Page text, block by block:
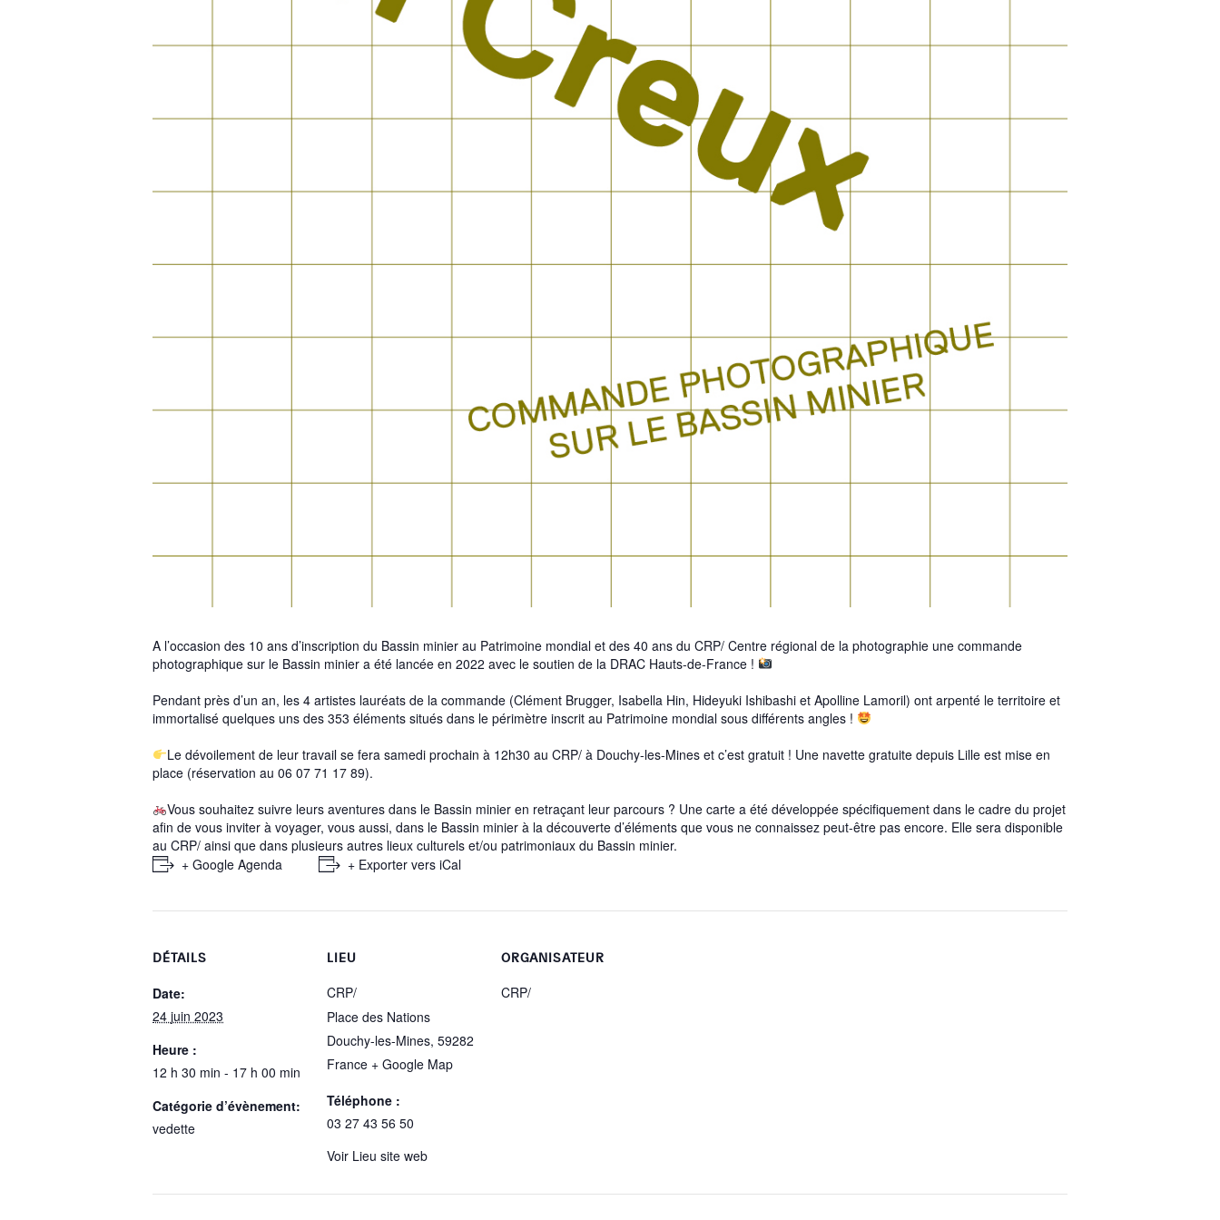
A l’occasion des 10 ans d’inscription du Bassin minier au Patrimoine mondial et des 40 ans du CRP/ Centre régional de la photographie une commande
photographique sur le Bassin minier a été lancée en 2022 avec le soutien de la DRAC Hauts-de-France !
Pendant près d’un an, les 4 artistes lauréats de la commande (Clément Brugger, Isabella Hin, Hideyuki Ishibashi et Apolline Lamoril) ont arpenté le territoire et
immortalisé quelques uns des 353 éléments situés dans le périmètre inscrit au Patrimoine mondial sous différents angles !
Le dévoilement de leur travail se fera samedi prochain à 12h30 au CRP/ à Douchy-les-Mines et c’est gratuit ! Une navette gratuite depuis Lille est mise en
place (réservation au 06 07 71 17 89).
Vous souhaitez suivre leurs aventures dans le Bassin minier en retraçant leur parcours ? Une carte a été développée spécifiquement dans le cadre du projet
afin de vous inviter à voyager, vous aussi, dans le Bassin minier à la découverte d’éléments que vous ne connaissez peut-être pas encore. Elle sera disponible
au CRP/ ainsi que dans plusieurs autres lieux culturels et/ou patrimoniaux du Bassin minier.
+ Google Agenda
+ Exporter vers iCal
DÉTAILS
Date:
24 juin 2023
Heure :
12 h 30 min - 17 h 00 min
Catégorie d’évènement:
vedette
LIEU
CRP/
Place des Nations
Douchy-les-Mines, 59282
France + Google Map
Téléphone :
03 27 43 56 50
Voir Lieu site web
ORGANISATEUR
CRP/